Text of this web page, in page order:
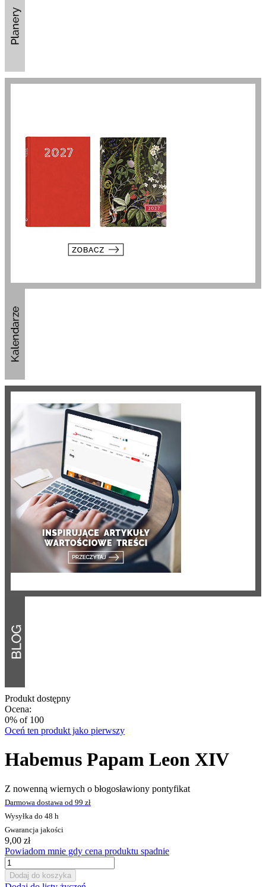
Produkt dostępny
Ocena:
0% of 100
Oceń ten produkt jako pierwszy
Habemus Papam Leon XIV
Z nowenną wiernych o błogosławiony pontyfikat
Darmowa dostawa od 99 zł
Wysyłka do 48 h
Gwarancja jakości
9,00 zł
Powiadom mnie gdy cena produktu spadnie
Dodaj do koszyka